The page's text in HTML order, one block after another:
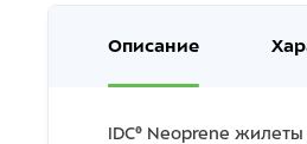
Описание
IDC® Neoprene